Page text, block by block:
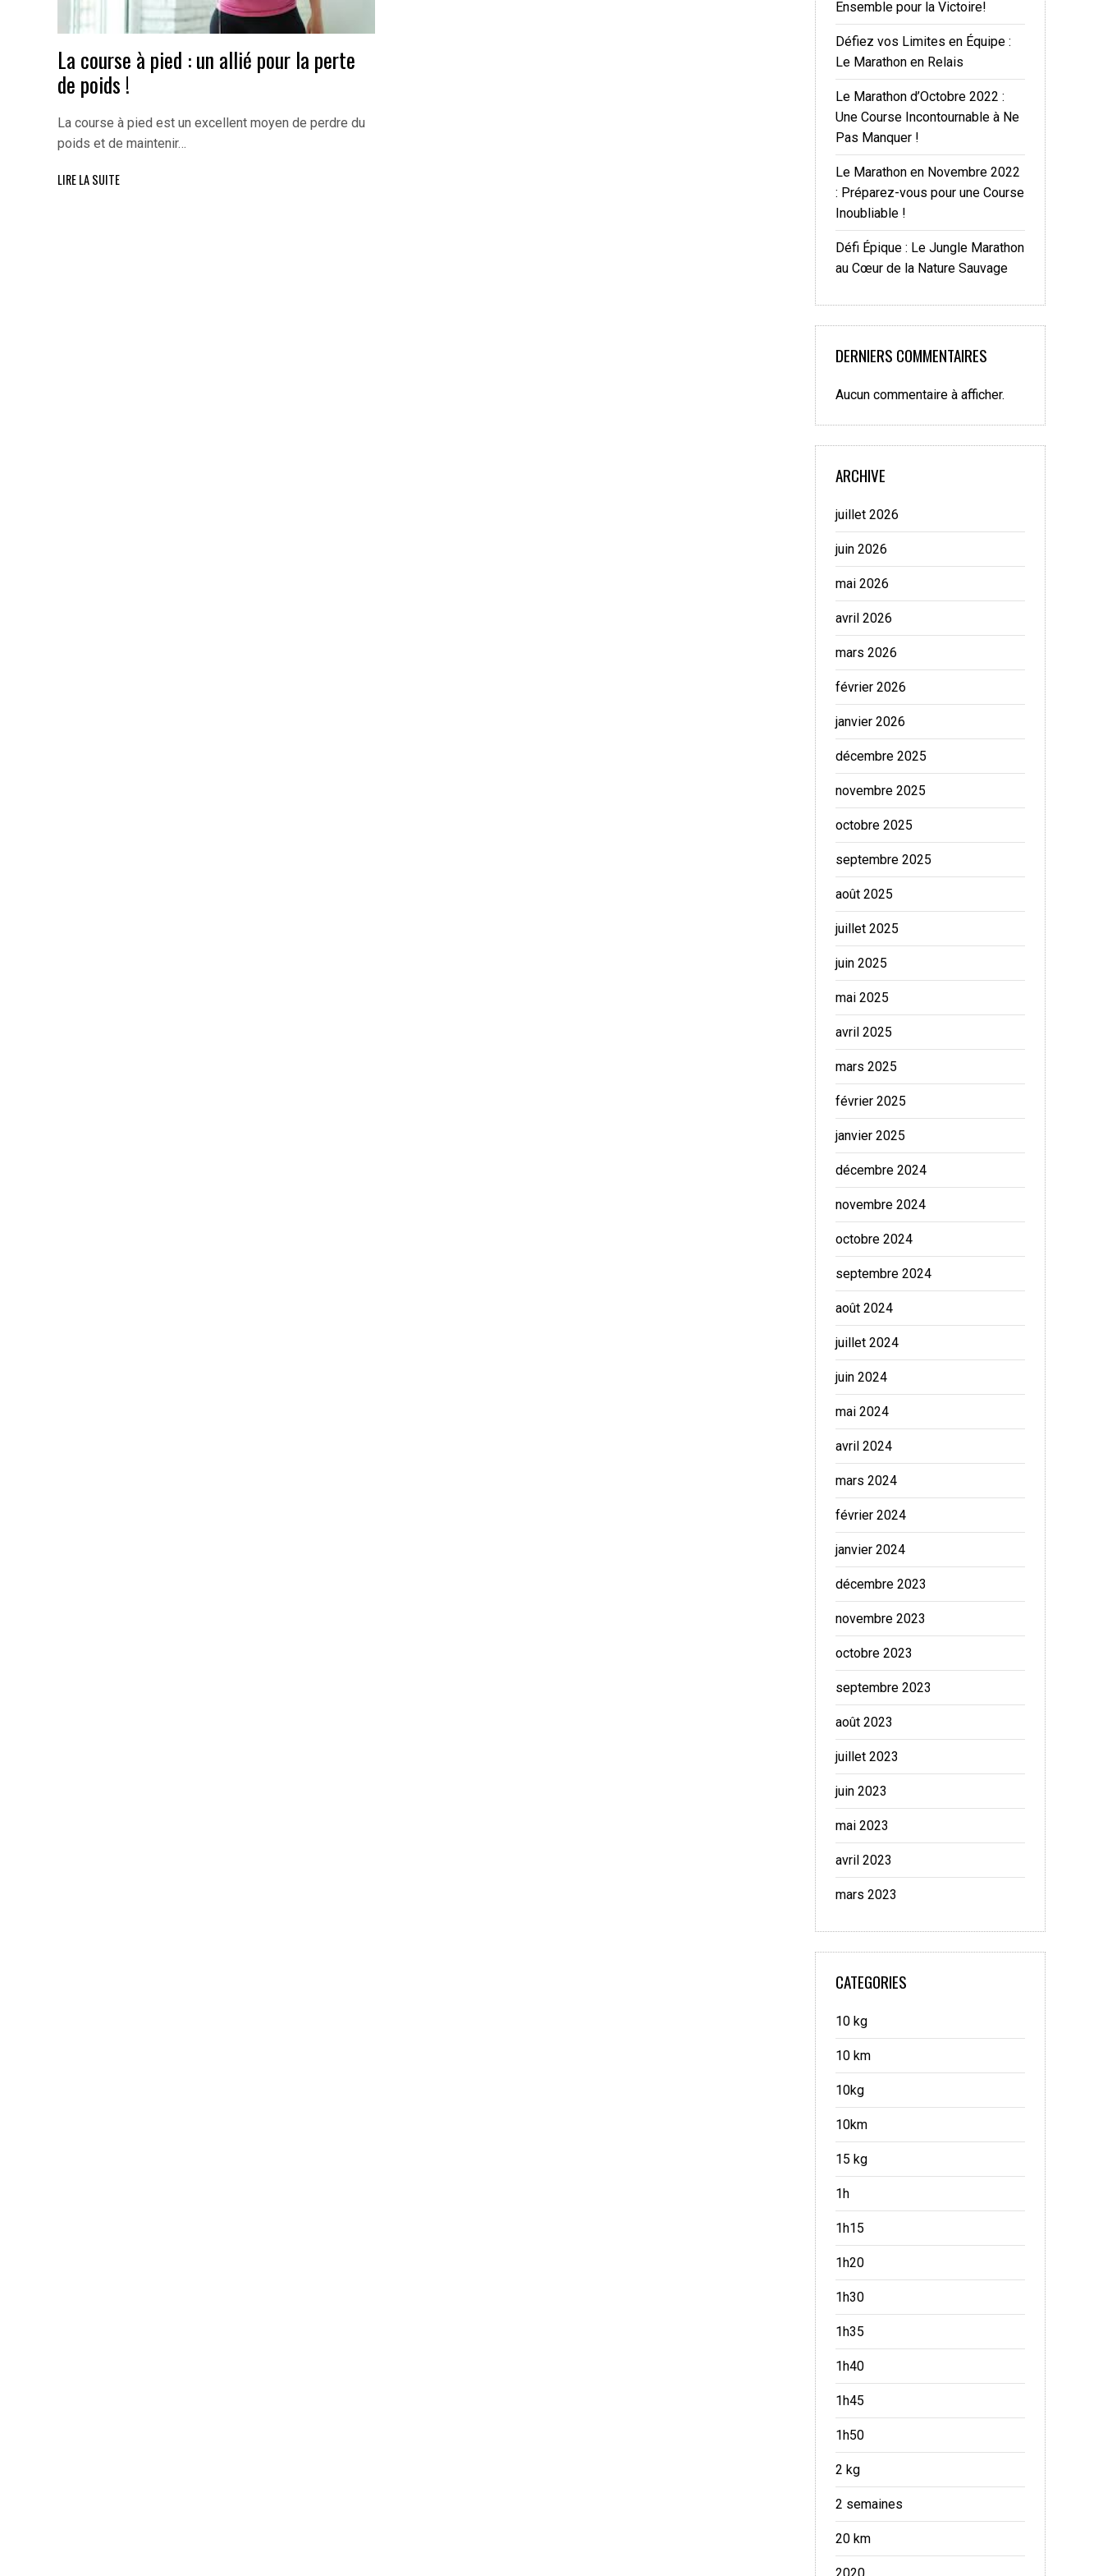
La course à pied : un allié pour la perte
de poids !
La course à pied est un excellent moyen de perdre du
poids et de maintenir…
LIRE LA SUITE
Ensemble pour la Victoire!
Défiez vos Limites en Équipe :
Le Marathon en Relais
Le Marathon d’Octobre 2022 :
Une Course Incontournable à Ne
Pas Manquer !
Le Marathon en Novembre 2022
: Préparez-vous pour une Course
Inoubliable !
Défi Épique : Le Jungle Marathon
au Cœur de la Nature Sauvage
DERNIERS COMMENTAIRES
Aucun commentaire à afficher.
ARCHIVE
juillet 2026
juin 2026
mai 2026
avril 2026
mars 2026
février 2026
janvier 2026
décembre 2025
novembre 2025
octobre 2025
septembre 2025
août 2025
juillet 2025
juin 2025
mai 2025
avril 2025
mars 2025
février 2025
janvier 2025
décembre 2024
novembre 2024
octobre 2024
septembre 2024
août 2024
juillet 2024
juin 2024
mai 2024
avril 2024
mars 2024
février 2024
janvier 2024
décembre 2023
novembre 2023
octobre 2023
septembre 2023
août 2023
juillet 2023
juin 2023
mai 2023
avril 2023
mars 2023
CATEGORIES
10 kg
10 km
10kg
10km
15 kg
1h
1h15
1h20
1h30
1h35
1h40
1h45
1h50
2 kg
2 semaines
20 km